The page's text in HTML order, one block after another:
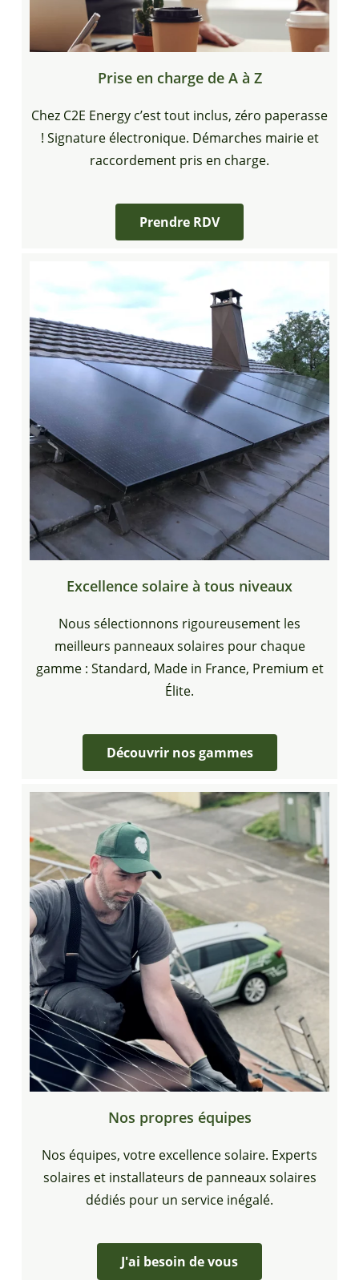
Prise en charge de A à Z
Chez C2E Energy c’est tout inclus, zéro paperasse
! Signature électronique. Démarches mairie et
raccordement pris en charge.
Prendre RDV
Excellence solaire à tous niveaux
Nous sélectionnons rigoureusement les
meilleurs panneaux solaires pour chaque
gamme : Standard, Made in France, Premium et
Élite.
Découvrir nos gammes
Nos propres équipes
Nos équipes, votre excellence solaire. Experts
solaires et installateurs de panneaux solaires
dédiés pour un service inégalé.
J'ai besoin de vous